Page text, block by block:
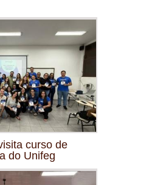
curso de
do Unifeg